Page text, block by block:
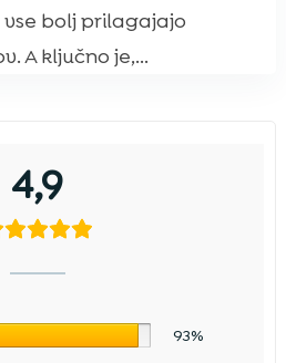
vse bolj prilagajajo
A ključno je,...
4,9
93%